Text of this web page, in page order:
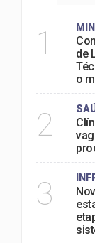
1
de
o
2
3